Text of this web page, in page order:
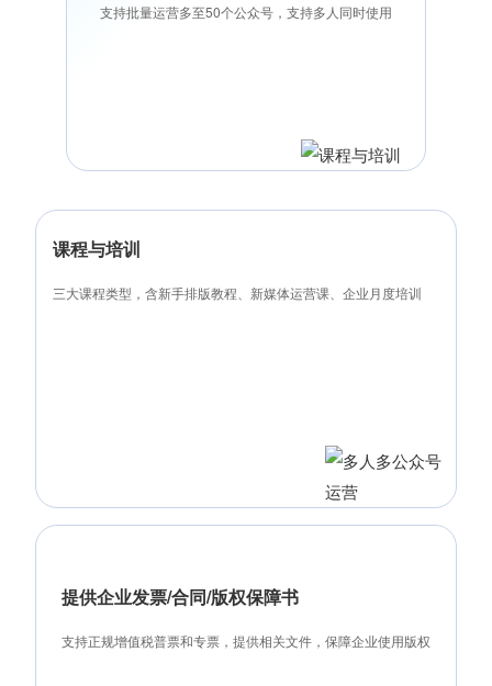
支持批量运营多至50个公众号，支持多人同时使用
课程与培训
三大课程类型，含新手排版教程、新媒体运营课、企业月度培训
提供企业发票/合同/版权保障书
支持正规增值税普票和专票，提供相关文件，保障企业使用版权